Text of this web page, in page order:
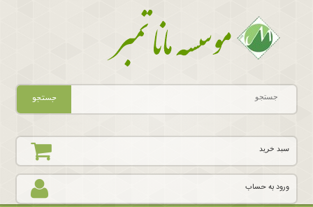
ورود به حساب
سبد خرید
جستجو